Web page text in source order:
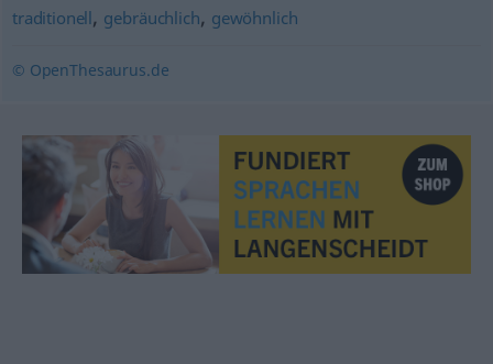
traditionell, gebräuchlich, gewöhnlich
© OpenThesaurus.de